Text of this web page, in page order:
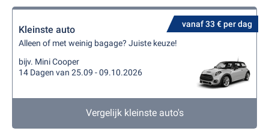
vanaf 33 € per dag
Kleinste auto
Alleen of met weinig bagage? Juiste keuze!
bijv. Mini Cooper
14 Dagen van 25.09 - 09.10.2026
Vergelijk kleinste auto's